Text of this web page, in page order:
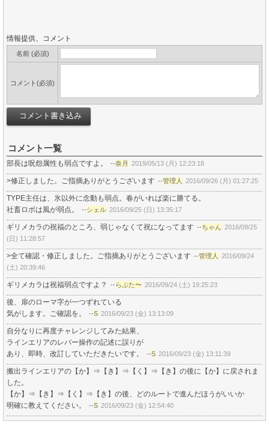
情報提供、コメント
名前 (必須)
コメント(必須)
コメント一覧
部長は呪怨属性も弱点ですよ。 --奈月 2019/05/13 (月) 12:23:18
>修正しました。ご指摘ありがとうございます --管理人 2016/09/26 (月) 01:27:25
TYPE主任は、氷以外に念動も弱点。春がいれば楽に勝てる。
社畜ロボは風が弱点。
--シェル 2016/09/25 (日) 13:35:17
ギリメカラの祝福のところ、弱じゃなくて祝になってます --ちゃん 2016/09/25
(日) 11:28:57
>全て確認・修正しました。ご指摘ありがとうございます --管理人
2016/09/24
(土) 20:39:46
ギリメカラは祝福弱点ですよ？ -- らぷた〜 2016/09/24 (土) 19:25:23
後、扉のローマ字が一つずれている
気がします。ご確認を。
--S 2016/09/23 (金) 13:13:09
自分なりに再度チャレンジしてみた結果、
ラインエリアのレバー操作の記述に誤りが
あり、即時、改訂していただきたいです。
--S 2016/09/23 (金) 13:11:39
搬出ラインエリアの【か】⇒【き】⇒【く】⇒【き】の後に【か】に戻されま
した。
【か】⇒【き】⇒【く】⇒【き】の後、どのルートで進んだほうがいいか
明確に教えてください。
--S 2016/09/23 (金) 12:54:40